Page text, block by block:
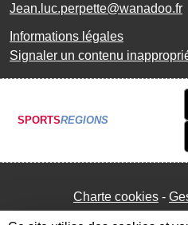
Jean.luc.perpette@wanadoo.fr
Informations légales
Signaler un contenu
SPORTSREGIONS
Charte cookies